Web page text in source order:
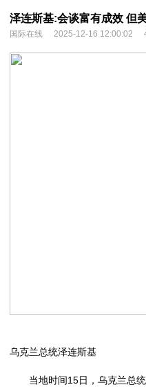
泽连斯基:会谈富有成效 但
国际在线 2025-12-16 12:00:02
乌克兰总统泽连斯基
当地时间15日，乌克兰总统